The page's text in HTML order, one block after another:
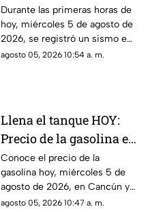
México HOY: Epicentro
y magnitud del temblor
de este miércoles 5 de
agosto de 2026
Durante las primeras horas de
hoy, miércoles 5 de agosto de
2026, se registró un sismo en
México. Te decimos en donde
agosto 05, 2026 10:54 a. m.
Llena el tanque HOY:
Precio de la gasolina en
Quintana Roo este
miércoles 5 de agosto
de 2026
Conoce el precio de la
gasolina hoy, miércoles 5 de
agosto de 2026, en Cancún y
el resto de Quintana Roo. Este
agosto 05, 2026 10:47 a. m.